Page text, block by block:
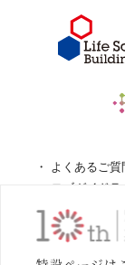
よくあるご質
ロゴガイドラ
特定商取引法